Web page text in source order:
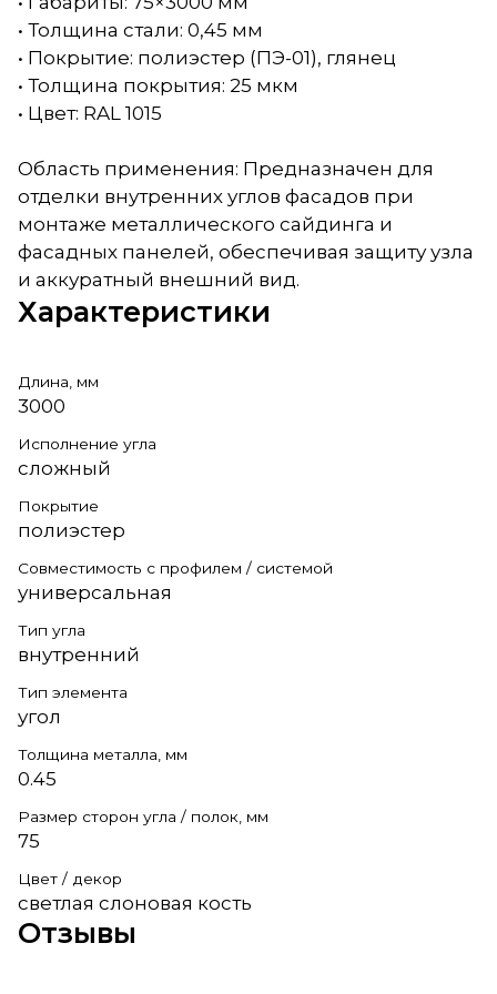
• Толщина стали: 0,45 мм
• Покрытие: полиэстер (ПЭ-01), глянец
• Толщина покрытия: 25 мкм
• Цвет: RAL 1015
Область применения: Предназначен для
отделки внутренних углов фасадов при
монтаже металлического сайдинга и
фасадных панелей, обеспечивая защиту узла
и аккуратный внешний вид.
Характеристики
Длина, мм
3000
Исполнение угла
сложный
Покрытие
полиэстер
Совместимость с профилем / системой
универсальная
Тип угла
внутренний
Тип элемента
угол
Толщина металла, мм
0.45
Размер сторон угла / полок, мм
75
Цвет / декор
светлая слоновая кость
Отзывы